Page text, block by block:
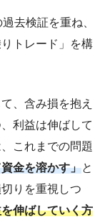
去検証を重ね、
トレード」を構
、含み損を抱え
利益は伸ばして
これまでの問題
金を溶かす」と
りを重視しつ
伸ばしていく方